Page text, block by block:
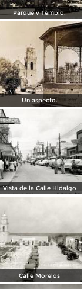
Parque y Templo.
Un aspecto.
Vista de la Calle Hidalgo
Calle Morelos